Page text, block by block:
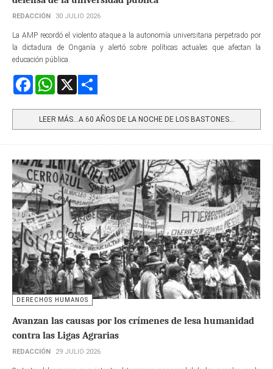
REDACCIÓN 30 JULIO 2026
La AMP recordó el violento ataque a la autonomía universitaria perpetrado por
la dictadura de Onganía y alertó sobre políticas actuales que afectan la
educación pública.
FacebookWhatsApp
LEER MÁS…A 60 AÑOS DE LA NOCHE DE LOS BASTONES...
DERECHOS HUMANOS
Avanzan las causas por los crímenes de lesa humanidad
contra las Ligas Agrarias
REDACCIÓN 29 JULIO 2026